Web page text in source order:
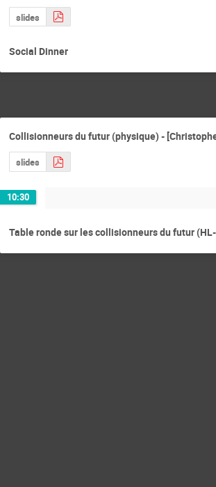
slides
Social Dinner
Collisionneurs du futur (physique) -
slides
10:30
Table ronde sur les collisionneurs du futur (HL-